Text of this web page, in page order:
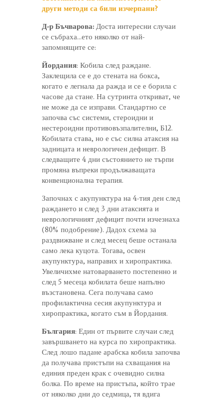
други методи са били изчерпани?
Д-р Бъчварова: Доста интересни случаи
се събраха…ето няколко от най-
запомнящите се:
Йордания: Кобила след раждане.
Заклещила се е до стената на бокса,
когато е легнала да ражда и се е борила с
часове да стане. На сутринта откриват, че
не може да се изправи. Стандартно се
започва със системи, стероидни и
нестероидни противовъзпалителни, Б12.
Кобилата става, но е със силна атаксия на
задницата и неврологичен дефицит. В
следващите 4 дни състоянието не търпи
промяна въпреки продължаващата
конвенционална терапия.
Започнах с акупунктура на 4-тия ден след
раждането и след 3 дни атаксията и
неврологичният дефицит почти изчезнаха
(80% подобрение). Дадох схема за
раздвижване и след месец беше останала
само лека куцота. Тогава, освен
акупунктура, направих и хиропрактика.
Увеличихме натоварването постепенно и
след 5 месеца кобилата беше напълно
възстановена. Сега получава само
профилактична сесия акупунктура и
хиропрактика, когато съм в Йордания.
България: Един от първите случаи след
завършването на курса по хиропрактика.
След лошо падане арабска кобила започва
да получава пристъпи на схващания на
единия преден крак с очевидно силна
болка. По време на пристъпа, който трае
от няколко дни до седмица, тя вдига